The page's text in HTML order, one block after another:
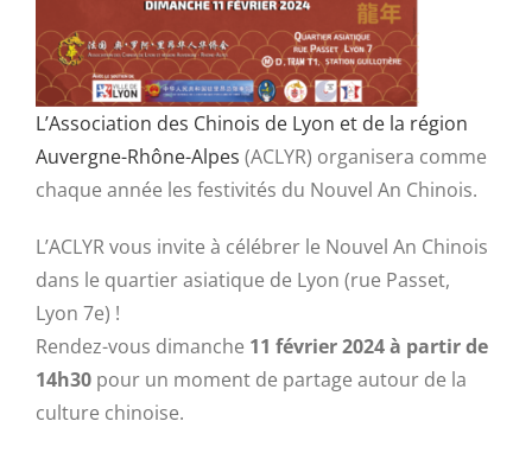
L’Association des Chinois de Lyon et de la région
Auvergne-Rhône-Alpes (ACLYR) organisera comme
chaque année les festivités du Nouvel An Chinois.
L’ACLYR vous invite à célébrer le Nouvel An Chinois
dans le quartier asiatique de Lyon (rue Passet,
Lyon 7e) !
Rendez-vous dimanche 11 février 2024 à partir de
14h30 pour un moment de partage autour de la
culture chinoise.